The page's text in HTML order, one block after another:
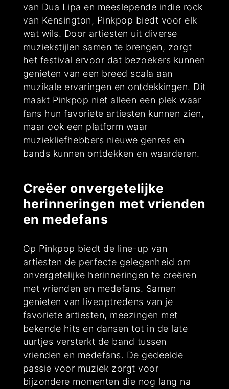
van Dua Lipa en meeslepende indie rock
van Kensington, Pinkpop biedt voor elk
wat wils. Door artiesten uit diverse
muziekstijlen samen te brengen, zorgt
het festival ervoor dat bezoekers kunnen
genieten van een breed scala aan
muzikale ervaringen en ontdekkingen. Dit
maakt Pinkpop niet alleen een plek waar
fans hun favoriete artiesten kunnen zien,
maar ook een platform waar
muziekliefhebbers nieuwe genres en
bands kunnen ontdekken en waarderen.
Creëer onvergetelijke
herinneringen met vrienden
en medefans
Op Pinkpop biedt de line-up van
artiesten de perfecte gelegenheid om
onvergetelijke herinneringen te creëren
met vrienden en medefans. Samen
genieten van liveoptredens van je
favoriete artiesten, meezingen met
bekende hits en dansen tot in de late
uurtjes versterkt de band tussen
vrienden en medefans. De gedeelde
passie voor muziek zorgt voor
bijzondere momenten die nog lang na